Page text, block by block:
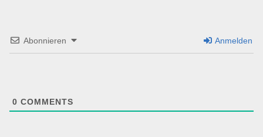
Abonnieren Anmelden
0 COMMENTS